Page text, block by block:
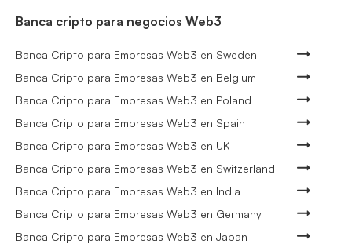
Banca cripto para negocios Web3
Banca Cripto para Empresas Web3 en Sweden
Banca Cripto para Empresas Web3 en Belgium
Banca Cripto para Empresas Web3 en Poland
Banca Cripto para Empresas Web3 en Spain
Banca Cripto para Empresas Web3 en UK
Banca Cripto para Empresas Web3 en Switzerland
Banca Cripto para Empresas Web3 en India
Banca Cripto para Empresas Web3 en Germany
Banca Cripto para Empresas Web3 en Japan